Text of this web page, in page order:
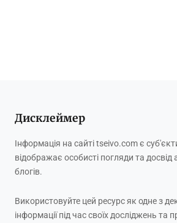
Дисклеймер
Інформація на сайті tseivo.com є
відображає особисті погляди та досвід
блогів.
Використовуйте цей ресурс як одне з
інформації під час своїх досліджень та